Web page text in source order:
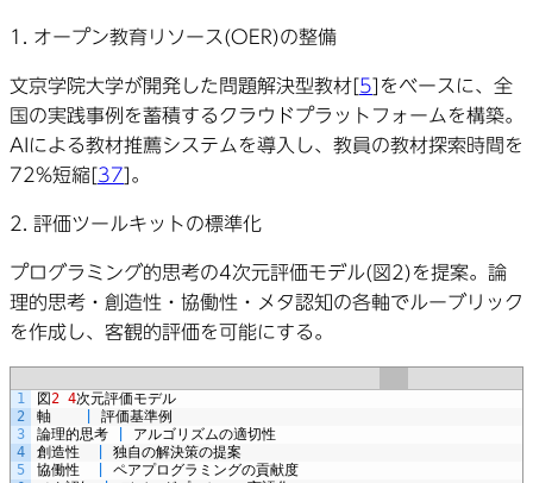
1. オープン教育リソース(OER)の整備
文京学院大学が開発した問題解決型教材[5]をベースに、全
国の実践事例を蓄積するクラウドプラットフォームを構築。
AIによる教材推薦システムを導入し、教員の教材探索時間を
72%短縮[37]。
2. 評価ツールキットの標準化
プログラミング的思考の4次元評価モデル(図2)を提案。論
理的思考・創造性・協働性・メタ認知の各軸でルーブリック
を作成し、客観的評価を可能にする。
1
2
3
4
5
図2 4次元評価モデル
軸
評価基準例
論理的思考
アルゴリズムの適切性
創造性
独自の解決策の提案
協働性
ペアプログラミングの貢献度